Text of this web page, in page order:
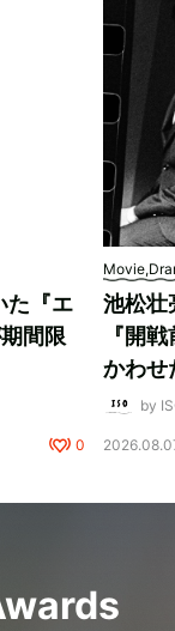
た『エ
間限
0
池松壮
『開
かわせ
by